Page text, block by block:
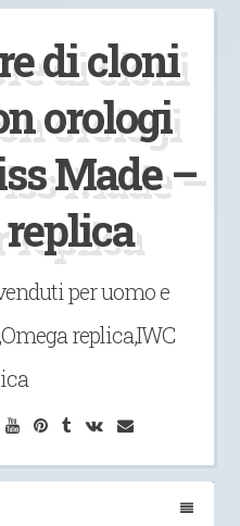
di cloni
orologi
Made –
per uomo e
replica,IWC
YouTubePinterest
Tumblr
VK Email